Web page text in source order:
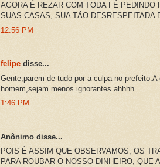
AGORA É REZAR COM TODA FÉ PEDINDO
SUAS CASAS, SUA TÃO DESRESPEITADA
12:56 PM
felipe disse...
Gente,parem de tudo por a culpa no
homem,sejam menos ignorantes.ahhhh
1:46 PM
Anônimo disse...
POIS É ASSIM QUE OBSERVAMOS, OS
PARA ROUBAR O NOSSO DINHEIRO, QUE